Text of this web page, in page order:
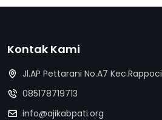
Kontak Kami
Jl.AP Pettarani No.A7
085178719713
info@ajikabpati.org